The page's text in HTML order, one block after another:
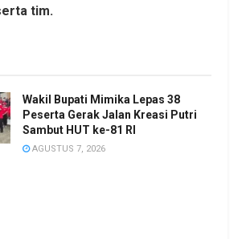
tim.
Wakil Bupati Mimika Lepas 38
Peserta Gerak Jalan Kreasi Putri
Sambut HUT ke-81 RI
AGUSTUS 7, 2026